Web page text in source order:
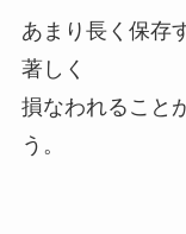
あまり長く保存
著しく
損なわれること
う。